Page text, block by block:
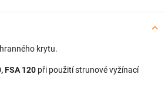
krytu.
FSA 120 při použití strunové vyžínací